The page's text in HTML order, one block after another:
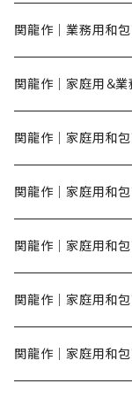
関龍作｜業務用和
関龍作｜家庭用＆
関龍作｜家庭用和
関龍作｜家庭用和
関龍作｜家庭用和
関龍作｜家庭用和
関龍作｜家庭用和